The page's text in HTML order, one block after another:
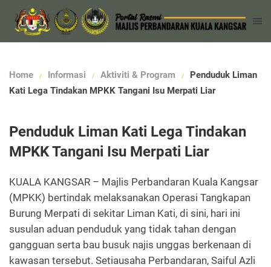
Home Informasi Aktiviti & Program
Penduduk Liman
Kati Lega Tindakan MPKK Tangani Isu Merpati Liar
Penduduk Liman Kati Lega Tindakan
MPKK Tangani Isu Merpati Liar
KUALA KANGSAR – Majlis Perbandaran Kuala Kangsar
(MPKK) bertindak melaksanakan Operasi Tangkapan
Burung Merpati di sekitar Liman Kati, di sini, hari ini
susulan aduan penduduk yang tidak tahan dengan
gangguan serta bau busuk najis unggas berkenaan di
kawasan tersebut. Setiausaha Perbandaran, Saiful Azli